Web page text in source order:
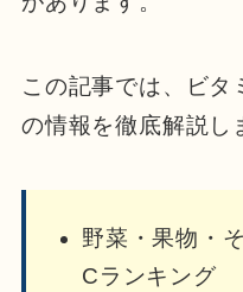
この記事では、ビタ
の情報を徹底解説し
野菜・果物・
Cランキング